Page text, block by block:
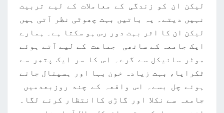
لیکن ان کو زندگی کے معاملات کے لیے تربیت
نہیں دیتے۔ یہ باتیں بہت چھوٹی نظر آتی ہیں
لیکن ان کا اثر بہت دور رس ہو سکتا ہے۔ ہمارے
ایک جامعہ کے ساتھی جماعت کے لیے آتے ہوئے
موٹر سائیکل سے گرے۔ اس کا سر ایک پتھر سے
ٹکرایا، بہت زیادہ خون بہا اور ہسپتال جاتے
ہوئے چل بسے۔ اس واقعہ کے چند روزبعدمیں
جامعہ سے نکلا اور گاڑی کاانتظار کرنے لگا۔